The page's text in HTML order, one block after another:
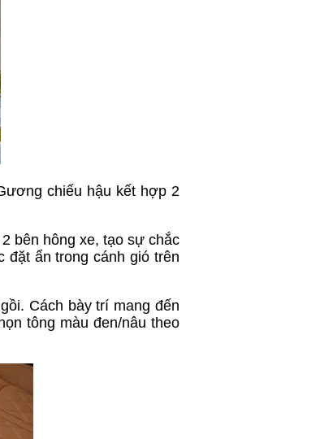
chiếu hậu kết hợp 2
bên hông xe, tạo sự chắc
ẩn trong cánh gió trên
Cách bày trí mang đến
tông màu đen/nâu theo